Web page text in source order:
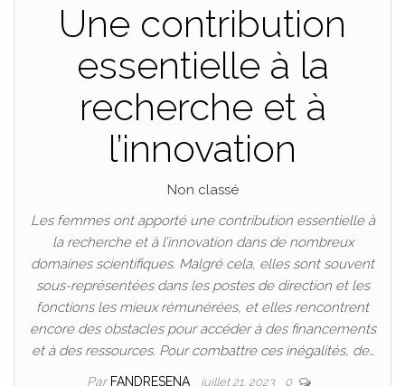
Une contribution
essentielle à la
recherche et à
l’innovation
Non classé
Les femmes ont apporté une contribution essentielle à
la recherche et à l’innovation dans de nombreux
domaines scientifiques. Malgré cela, elles sont souvent
sous-représentées dans les postes de direction et les
fonctions les mieux rémunérées, et elles rencontrent
encore des obstacles pour accéder à des financements
et à des ressources. Pour combattre ces inégalités, de…
Par FANDRESENA juillet 21, 2023 0